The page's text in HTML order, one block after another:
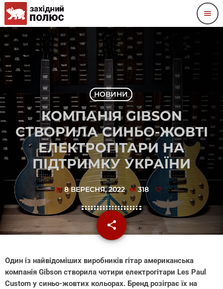
menu
НОВИНИ
КОМПАНІЯ GIBSON
СТВОРИЛА СИНЬО-ЖОВТІ
ЕЛЕКТРОГІТАРИ НА
ПІДТРИМКУ УКРАЇНИ
today 8 ВЕРЕСНЯ, 2022 318
share
email
Один із найвідоміших виробників гітар американська
компанія Gibson створила чотири електрогітари Les Paul
Custom у синьо-жовтих кольорах. Бренд розіграє їх на